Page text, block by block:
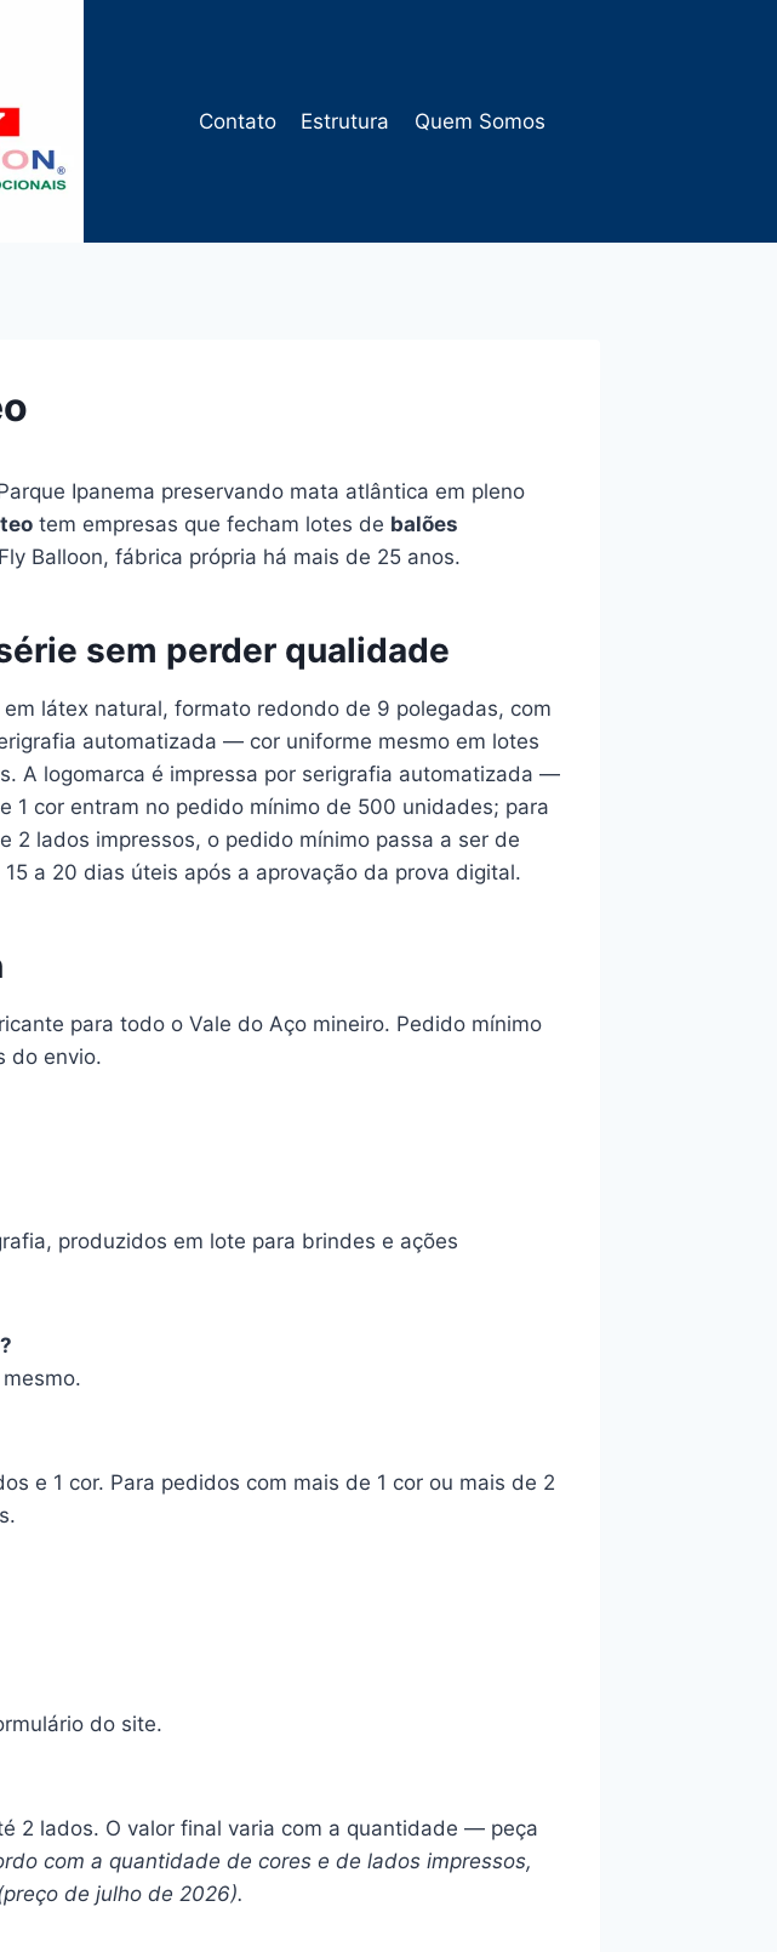
Contato Estrutura Quem Somos
Ipanema preservando mata atlântica em pleno
tem empresas que fecham lotes de balões
Balloon, fábrica própria há mais de 25 anos.
sem perder qualidade
látex natural, formato redondo de 9 polegadas, com
automatizada — cor uniforme mesmo em lotes
A logomarca é impressa por serigrafia automatizada —
1 cor entram no pedido mínimo de 500 unidades; para
2 lados impressos, o pedido mínimo passa a ser de
a 20 dias úteis após a aprovação da prova digital.
para todo o Vale do Aço mineiro. Pedido mínimo
do envio.
produzidos em lote para brindes e ações
e 1 cor. Para pedidos com mais de 1 cor ou mais de 2
do site.
2 lados. O valor final varia com a quantidade — peça
com a quantidade de cores e de lados impressos,
de julho de 2026).